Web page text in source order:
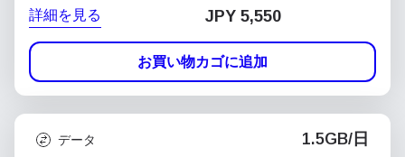
詳細を見る JPY 5,550
お買い物カゴに追加
データ 1.5GB/日